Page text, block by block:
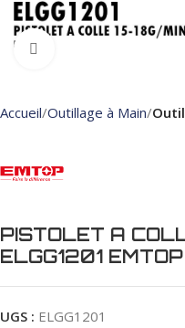
Accueil Outillage à Main
PISTOLET A
ELGG1201 EMTOP
UGS : ELGG1201